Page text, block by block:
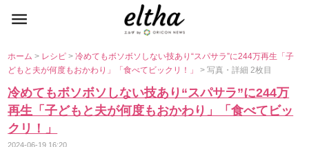
ホーム> レシピ>冷めてもボソボソしない技あり“スパサラ”に244万再生「子
どもと夫が何度もおかわり」「食べてビックリ！」> 写真・詳細 2枚目
冷めてもボソボソしない技あり“スパサラ”に244万
再生「子どもと夫が何度もおかわり」「食べてビッ
クリ！」
2024-06-19 16:20